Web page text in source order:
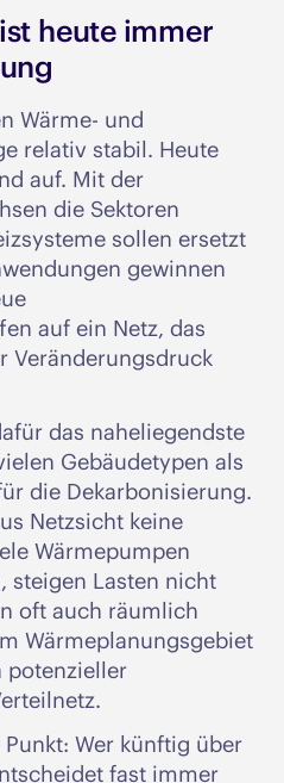
heute immer
Wärme- und
relativ stabil. Heute
auf. Mit der
die Sektoren
sollen ersetzt
gewinnen
auf ein Netz, das
Veränderungsdruck
das naheliegendste
Gebäudetypen als
die Dekarbonisierung.
Netzsicht keine
Wärmepumpen
steigen Lasten nicht
oft auch räumlich
Wärmeplanungsgebiet
potenzieller
Wer künftig über
fast immer